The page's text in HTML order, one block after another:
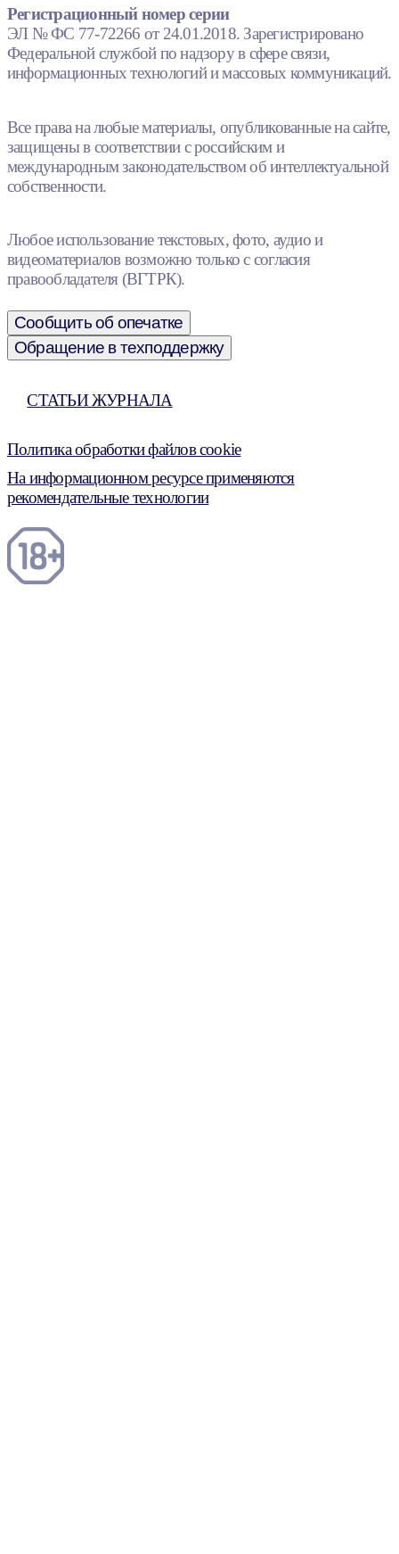
Регистрационный номер серии
ЭЛ № ФС 77-72266 от 24.01.2018. Зарегистрировано
Федеральной службой по надзору в сфере связи,
информационных технологий и массовых коммуникаций.
Все права на любые материалы, опубликованные на сайте,
защищены в соответствии с российским и
международным законодательством об интеллектуальной
собственности.
Любое использование текстовых, фото, аудио и
видеоматериалов возможно только с согласия
правообладателя (ВГТРК).
Сообщить об опечатке
Обращение в техподдержку
СТАТЬИ ЖУРНАЛА
Политика обработки файлов cookie
На информационном ресурсе применяются
рекомендательные технологии